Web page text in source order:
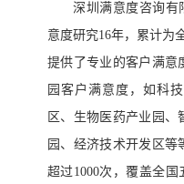
深圳满意度咨询有
意度研究16年，累计为
提供了专业的客户满意
园客户满意度，如科
区、生物医药产业园
园、经济技术开发区等
超过1000次，覆盖全